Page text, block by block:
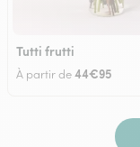
Tutti frutti
À partir de44€95